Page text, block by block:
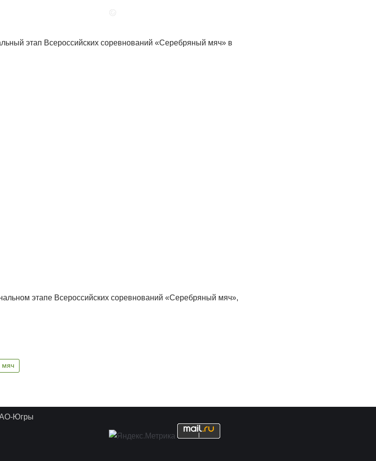
этап Всероссийских соревнований «Серебряный мяч» в
этапе Всероссийских соревнований «Серебряный мяч»,
мяч
Югры